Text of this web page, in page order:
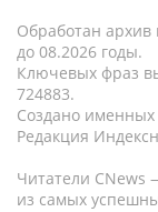
Обработан архив
до 08.2026 годы.
Ключевых фраз
724883.
Создано именных
Редакция
Читатели CNews
из самых